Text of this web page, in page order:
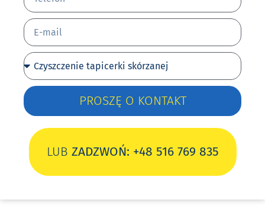
PROSZĘ O KONTAKT
LUB ZADZWOŃ: +48 516 769 835